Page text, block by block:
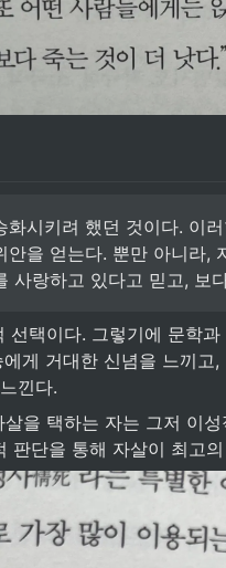
화시키려 했던 것이다. 이
안을 얻는다. 뿐만 아니라,
사랑하고 있다고 믿고, 보
게 거대한 신념을 느끼고
낀다.
판단을 통해 자살이 최고